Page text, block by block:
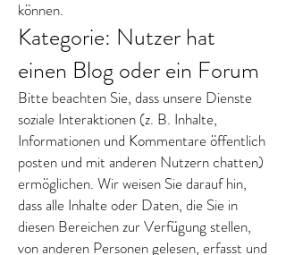
können.
Kategorie: Nutzer hat
einen Blog oder ein Forum
Bitte beachten Sie, dass unsere Dienste
soziale Interaktionen (z. B. Inhalte,
Informationen und Kommentare öffentlich
posten und mit anderen Nutzern chatten)
ermöglichen. Wir weisen Sie darauf hin,
dass alle Inhalte oder Daten, die Sie in
diesen Bereichen zur Verfügung stellen,
von anderen Personen gelesen, erfasst und